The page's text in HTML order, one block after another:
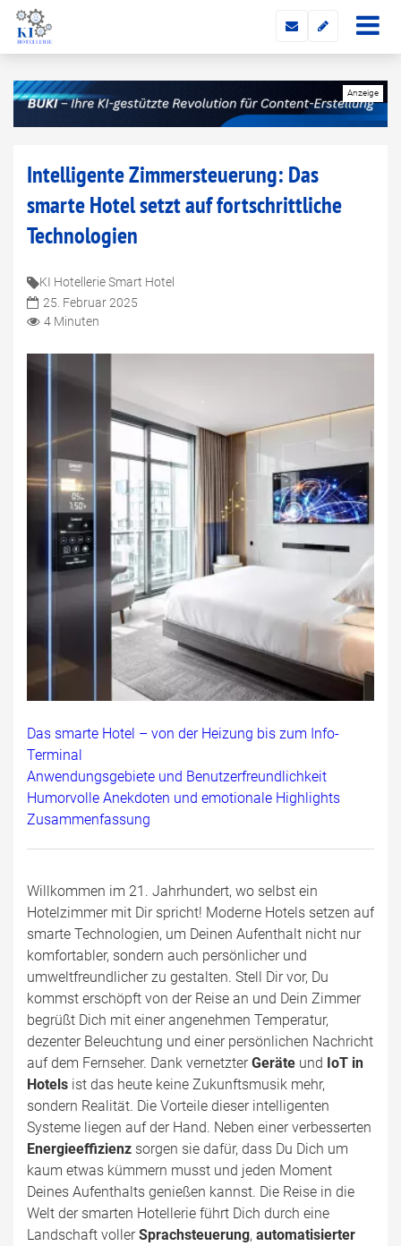
Intelligente Zimmersteuerung: Das
smarte Hotel setzt auf fortschrittliche
Technologien
KI Hotellerie Smart Hotel
25. Februar 2025
4 Minuten
Das smarte Hotel – von der Heizung bis zum Info-
Terminal
Anwendungsgebiete und Benutzerfreundlichkeit
Humorvolle Anekdoten und emotionale Highlights
Zusammenfassung
Willkommen im 21. Jahrhundert, wo selbst ein
Hotelzimmer mit Dir spricht! Moderne Hotels setzen auf
smarte Technologien, um Deinen Aufenthalt nicht nur
komfortabler, sondern auch persönlicher und
umweltfreundlicher zu gestalten. Stell Dir vor, Du
kommst erschöpft von der Reise an und Dein Zimmer
begrüßt Dich mit einer angenehmen Temperatur,
dezenter Beleuchtung und einer persönlichen Nachricht
auf dem Fernseher. Dank vernetzterGeräte und IoT in
Hotels ist das heute keine Zukunftsmusik mehr,
sondern Realität. Die Vorteile dieser intelligenten
Systeme liegen auf der Hand. Neben einer verbesserten
Energieeffizienz sorgen sie dafür, dass Du Dich um
kaum etwas kümmern musst und jeden Moment
Deines Aufenthalts genießen kannst. Die Reise in die
Welt der smarten Hotellerie führt Dich durch eine
Landschaft vollerSprachsteuerung, automatisierter